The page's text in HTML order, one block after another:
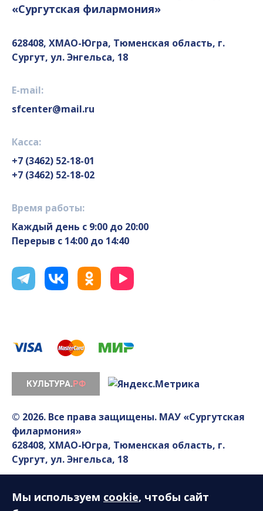
«Сургутская филармония»
628408, ХМАО-Югра, Тюменская область, г.
Сургут, ул. Энгельса, 18
E-mail:
sfcenter@mail.ru
Касса:
+7 (3462) 52-18-01
+7 (3462) 52-18-02
Время работы:
Каждый день с 9:00 до 20:00
Перерыв с 14:00 до 14:40
© 2026. Все права защищены. МАУ «Сургутская
филармония»
628408, ХМАО-Югра, Тюменская область, г.
Сургут, ул. Энгельса, 18
Разработка сайта — Интернет-лаборатория
Мы используем cookie, чтобы сайт